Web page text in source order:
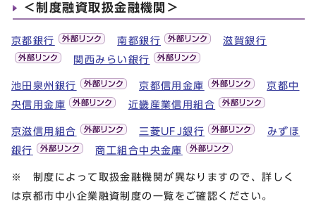
＜制度融資取扱金融機関＞
京都銀行 南都銀行
滋賀銀行
関西みらい銀行
池田泉州銀行 京都信用金庫
京都中
央信用金庫
近畿産業信用組合
京滋信用組合 三菱UFJ銀行
みずほ
銀行
商工組合中央金庫
※ 制度によって取扱金融機関が異なりますので、詳しく
は京都市中小企業融資制度の一覧をご確認ください。